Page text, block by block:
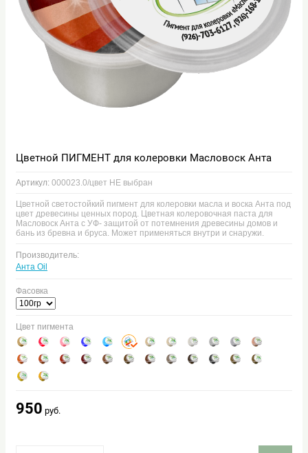
Цветной ПИГМЕНТ для колеровки Масловоск Анта
Артикул: 000023.0/цвет НЕ выбран
Цветной светостойкий пигмент для колеровки масла и воска Анта под
цвет древесины ценных пород. Цветная колеровочная паста для
Масловоск Анта с УФ- защитой от потемнения древесины домов и
бань из бревна и бруса. Может применяться внутри и снаружи.
Производитель:
Анта Oil
Фасовка
Цвет пигмента
950 руб.